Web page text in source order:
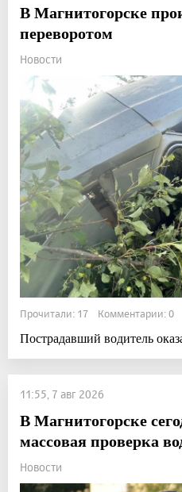
В Магнитогорске
переворотом
Новости
Прочитали: 17 Комментарии: 0
Пострадавший водитель
11:55, 7 авг 2026
В Магнитогорске
массовая проверка
Новости